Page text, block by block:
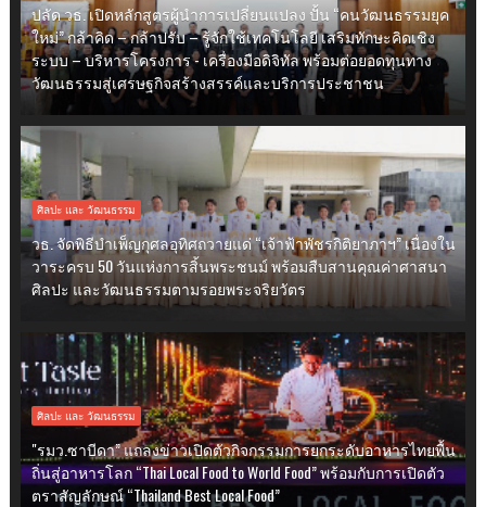
ปลัด วธ. เปิดหลักสูตรผู้นำการเปลี่ยนแปลง ปั้น “คนวัฒนธรรมยุค
ใหม่” กล้าคิด – กล้าปรับ – รู้จักใช้เทคโนโลยี เสริมทักษะคิดเชิง
ระบบ – บริหารโครงการ - เครื่องมือดิจิทัล พร้อมต่อยอดทุนทาง
วัฒนธรรมสู่เศรษฐกิจสร้างสรรค์และบริการประชาชน
ศิลปะ และ วัฒนธรรม
วธ. จัดพิธีบำเพ็ญกุศลอุทิศถวายแด่ “เจ้าฟ้าพัชรกิติยาภาฯ” เนื่องใน
วาระครบ 50 วันแห่งการสิ้นพระชนม์ พร้อมสืบสานคุณค่าศาสนา
ศิลปะ และวัฒนธรรมตามรอยพระจริยวัตร
ศิลปะ และ วัฒนธรรม
"รมว.ซาบีดา” แถลงข่าวเปิดตัวกิจกรรมการยกระดับอาหารไทยพื้น
ถิ่นสู่อาหารโลก “Thai Local Food to World Food” พร้อมกับการเปิดตัว
ตราสัญลักษณ์ “Thailand Best Local Food”